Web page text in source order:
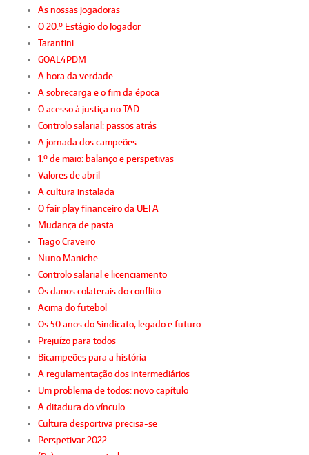
As nossas jogadoras
O 20.º Estágio do Jogador
Tarantini
GOAL4PDM
A hora da verdade
A sobrecarga e o fim da época
O acesso à justiça no TAD
Controlo salarial: passos atrás
A jornada dos campeões
1.º de maio: balanço e perspetivas
Valores de abril
A cultura instalada
O fair play financeiro da UEFA
Mudança de pasta
Tiago Craveiro
Nuno Maniche
Controlo salarial e licenciamento
Os danos colaterais do conflito
Acima do futebol
Os 50 anos do Sindicato, legado e futuro
Prejuízo para todos
Bicampeões para a história
A regulamentação dos intermediários
Um problema de todos: novo capítulo
A ditadura do vínculo
Cultura desportiva precisa-se
Perspetivar 2022